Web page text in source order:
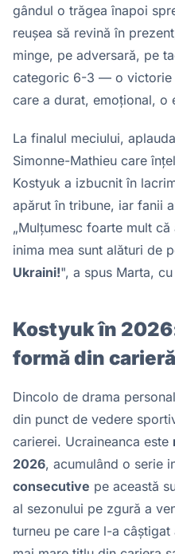
gândul o trăgea înapoi
reușea să revină în
minge, pe adversară, pe
categoric 6-3 — o victorie
care a durat, emoțional, o
La finalul meciului,
Simonne-Mathieu care
Kostyuk a izbucnit în
apărut în tribune, iar fanii
„Mulțumesc foarte mult
inima mea sunt alături de
Ukraini!", a spus Marta,
Kostyuk în
formă din carieră
Dincolo de drama
din punct de vedere
carierei. Ucraineanca este
2026, acumulând o serie
consecutive pe această
al sezonului pe zgură a
turneu pe care l-a